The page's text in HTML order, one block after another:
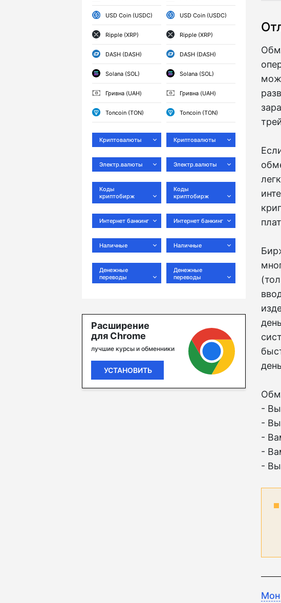
USD Coin (USDC)
Ripple (XRP)
DASH (DASH)
Solana (SOL)
Гривна (UAH)
Toncoin (TON)
Криптовалюты
Электр.валюты
Коды
криптобирж
Интернет банкинг
Наличные
Денежные
переводы
USD Coin (USDC)
Ripple (XRP)
DASH (DASH)
Solana (SOL)
Гривна (UAH)
Toncoin (TON)
Криптовалюты
Электр.валюты
Коды
криптобирж
Интернет банкинг
Наличные
Денежные
переводы
Расширение
для Chrome
лучшие курсы и обменники
УСТАНОВИТЬ
- Вы
- Вы
-
-
- Вы